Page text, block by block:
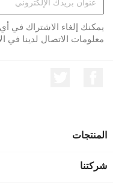
يمكنك إلغاء الاشتراك في
معلومات الاتصال لدينا في
المنتجات
شركتنا